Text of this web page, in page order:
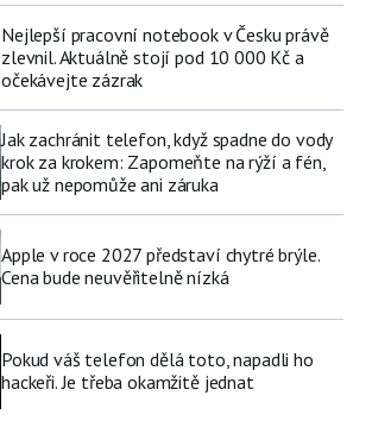
Nejlepší pracovní notebook v Česku právě
zlevnil. Aktuálně stojí pod 10 000 Kč a
očekávejte zázrak
Jak zachránit telefon, když spadne do vody
krok za krokem: Zapomeňte na rýží a fén,
pak už nepomůže ani záruka
Apple v roce 2027 představí chytré brýle.
Cena bude neuvěřitelně nízká
Pokud váš telefon dělá toto, napadli ho
hackeři. Je třeba okamžitě jednat